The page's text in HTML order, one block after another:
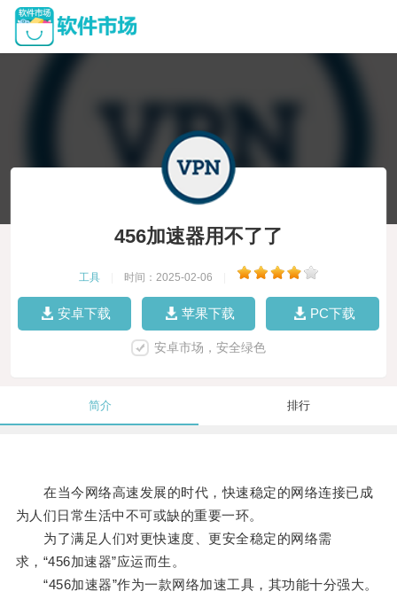
456加速器用不了了
工具 时间：2025-02-06
安卓下载 苹果下载 PC下载
安卓市场，安全绿色
简介 排行
在当今网络高速发展的时代，快速稳定的网络连接已成
为人们日常生活中不可或缺的重要一环。
为了满足人们对更快速度、更安全稳定的网络需
求，“456加速器”应运而生。
“456加速器”作为一款网络加速工具，其功能十分强大。